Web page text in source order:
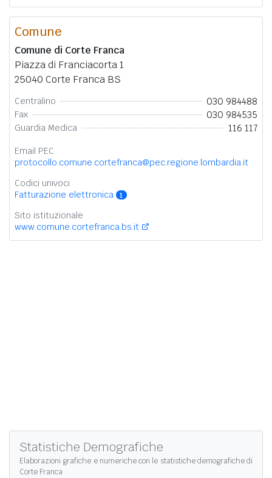
Comune
Comune di Corte Franca
Piazza di Franciacorta 1
25040 Corte Franca BS
Centralino 030 984488
Fax 030 984535
Guardia Medica 116 117
Email PEC
protocollo.comune.cortefranca@pec.regione.lombardia.it
Codici univoci
Fatturazione elettronica
1
Sito istituzionale
www.comune.cortefranca.bs.it
Statistiche Demografiche
Elaborazioni grafiche e numeriche con le statistiche demografiche di
Corte Franca